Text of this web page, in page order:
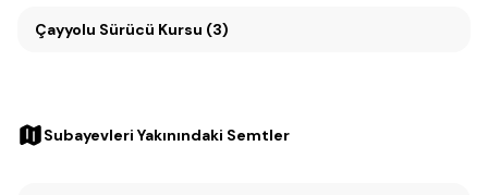
Çayyolu Sürücü Kursu (3)
Subayevleri Yakınındaki Semtler